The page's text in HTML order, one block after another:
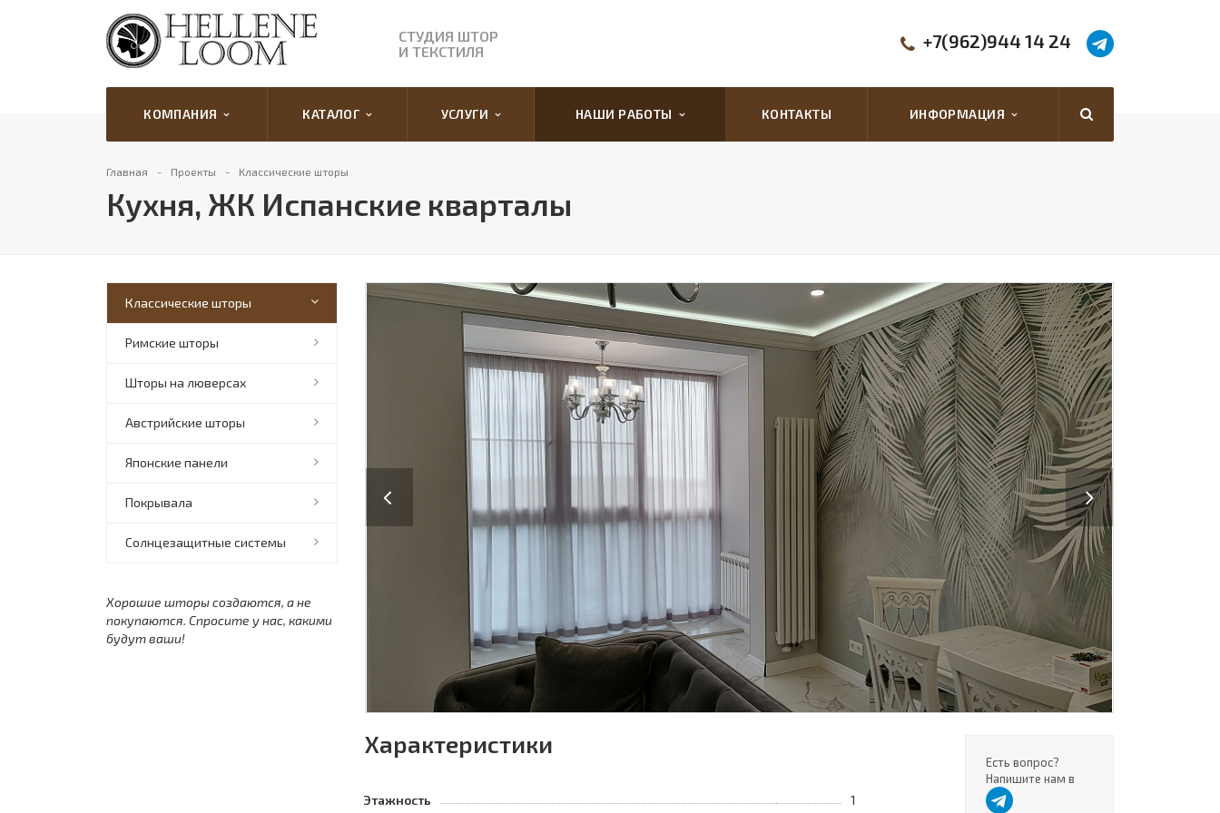
СТУДИЯ ШТОР
И ТЕКСТИЛЯ
+7(962)944 14 24
КОМПАНИЯ КАТАЛОГ УСЛУГИ НАШИ РАБОТЫ КОНТАКТЫ ИНФОРМАЦИЯ
Главная Проекты Классические шторы
Кухня, ЖК Испанские кварталы
Классические шторы
Римские шторы
Шторы на люверсах
Австрийские шторы
Японские панели
Покрывала
Солнцезащитные системы
Хорошие шторы создаются, а не
покупаются. Спросите у нас, какими
будут ваши!
Next
Есть вопрос?
Напишите нам в
Характеристики
Этажность 1